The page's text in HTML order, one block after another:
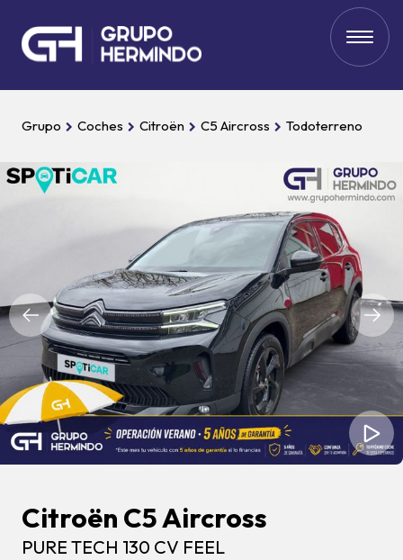
Grupo Coches Citroën C5 Aircross Todoterreno
Citroën C5 Aircross
PURE TECH 130 CV FEEL